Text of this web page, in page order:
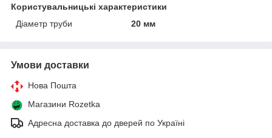
Користувальницькі характеристики
Діаметр труби
20 мм
Умови доставки
Нова Пошта
Магазини Rozetka
Адресна доставка до дверей по Україні